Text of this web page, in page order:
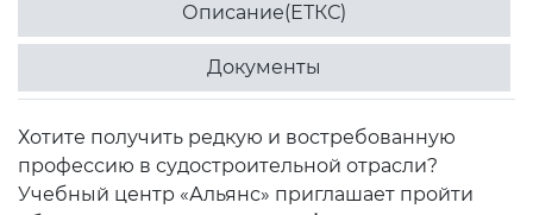
Описание(ЕТКС)
Документы
Хотите получить редкую и востребованную
профессию в судостроительной отрасли?
Учебный центр «Альянс» приглашает пройти